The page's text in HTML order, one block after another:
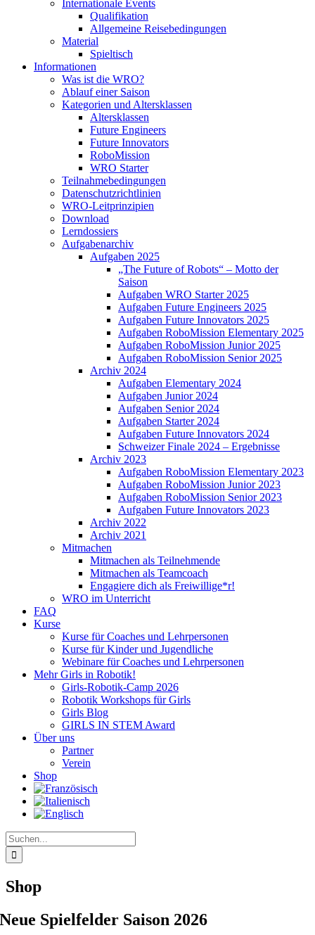
Internationale Events
Qualifikation
Allgemeine Reisebedingungen
Material
Spieltisch
Informationen
Was ist die WRO?
Ablauf einer Saison
Kategorien und Altersklassen
Altersklassen
Future Engineers
Future Innovators
RoboMission
WRO Starter
Teilnahmebedingungen
Datenschutzrichtlinien
WRO-Leitprinzipien
Download
Lerndossiers
Aufgabenarchiv
Aufgaben 2025
„The Future of Robots“ – Motto der
Saison
Aufgaben WRO Starter 2025
Aufgaben Future Engineers 2025
Aufgaben Future Innovators 2025
Aufgaben RoboMission Elementary 2025
Aufgaben RoboMission Junior 2025
Aufgaben RoboMission Senior 2025
Archiv 2024
Aufgaben Elementary 2024
Aufgaben Junior 2024
Aufgaben Senior 2024
Aufgaben Starter 2024
Aufgaben Future Innovators 2024
Schweizer Finale 2024 – Ergebnisse
Archiv 2023
Aufgaben RoboMission Elementary 2023
Aufgaben RoboMission Junior 2023
Aufgaben RoboMission Senior 2023
Aufgaben Future Innovators 2023
Archiv 2022
Archiv 2021
Mitmachen
Mitmachen als Teilnehmende
Mitmachen als Teamcoach
Engagiere dich als Freiwillige*r!
WRO im Unterricht
FAQ
Kurse
Kurse für Coaches und Lehrpersonen
Kurse für Kinder und Jugendliche
Webinare für Coaches und Lehrpersonen
Mehr Girls in Robotik!
Girls-Robotik-Camp 2026
Robotik Workshops für Girls
Girls Blog
GIRLS IN STEM Award
Über uns
Partner
Verein
Shop
Suche
nach:
Shop
Neue Spielfelder Saison 2026